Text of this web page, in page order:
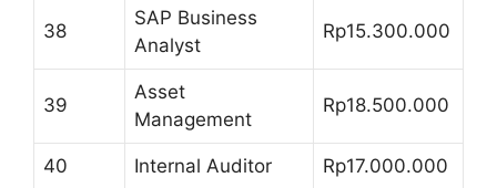
38
SAP Business
Analyst
Rp15.300.000
39
Asset
Management
Rp18.500.000
40 Internal Auditor Rp17.000.000